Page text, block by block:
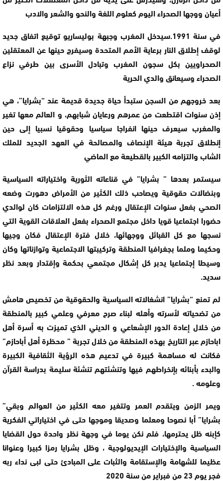
أعيان ووجها الصحراء اليوم كعلوم اللغة والنحو والشعر والادب
في سنة 1991.سيدخل المغرب وجبهة بوليساريو توقيع اتفاق جديد
لوقف إطلاق النار برعاية الأمم المتحدة وسيفرج حينها عن المعتقلين
الصحراويين بكل سجون المغرب وتبادل الأسرى بين طرفي نزاع
الصحراء وسيعانق والدي الحرية
بعد خروجهم من السجن ستبدأ حياة جديدة قديمة عند “بشرايا”، هي
إذن سنوات اقتطعت من عمرهم ورعايان شبابهم، و العالم معها تغير
والمغرب سيعرف حينها انفراجا سياسيا وحقوقيا نسبيا إلى حين
إنطلاق تجربة هيئة الإنصاف والمصالحة في العهد الجديد للملك
الشاب والتزامه الكبير بالقطيعة مع الماضي
سيستمر بعدها ” بشرايا” في قناعاته الثورية واختياراته السياسية
وبنضالات حقوقية ويصاحب ذلك الكثير من الأمراض دهورت وضعه
الصحي بفعل سنوات الإعتقال ورغم كل هذه الالتزامات كان لوالدي
حضورا اجتماعيا قويا داخل مجتمع الصحراء بفعل العلاقات القوية التي
نسجها مع كل القبائل ووجهائها، خلال فترة الإعتقال فكان وجيها
وحكيما وملما بجغرافيا المنطقة وتركيبتها الاجتماعية وتوازناتها وكان
وسيطا إجتماعيا يدبر كل إشكال مجتمعي بحكمة وإقتدار وبعد نظر
سديد.
لم تمنع “بشرايا” انشغالاته السياسية والحقوقية من تخصيص هامش
من تضحياته لأسرته وأهله لبناء صرح معرفي وعلمي كبير بالمنطقة
من خلال إعادة الدور الإشعاعي و الديني الذي تميزت به أسرة أهل
اباحازم عبر التاريخ بهذه المنطقة من خلال تجربة ” محظرة أهل أباحازم”
فكانت له مساهمة كبيرة في تدعيم هذه الرؤية الثقافية الكبيرة
والبدء بأبنائه بإنخراطهم فيها وتنشئتهم تنشئة سليمة بدراسة القرآن
وعلومه .
ويمر الزمن ويتقدم العمر وتتغير معه الكثير من العوالم وبقي”
بشرايا” أبا نصوحا ومعلما وصديقا وموجها حتى في اختياراتي الفكرية
كإبنه ظل يحترمها، فلم نكن يوما في وجهة نظر واحدة حول القضايا
السياسية والإختيارات الإيديولوجية ، وظل بشرايا رمزا كبيرا وعنوانا
عظيما للشهامة والإستقامة والثبات على المبادئ حتى لبى نداء ربه
فجر يوم 23 من فبراير من سنة 2020